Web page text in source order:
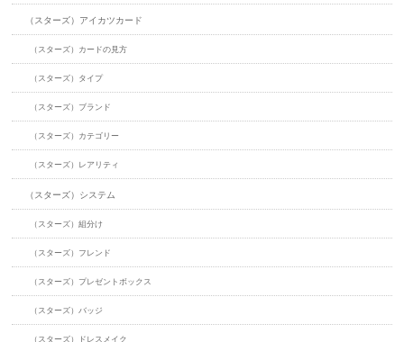
（スターズ）アイカツカード
（スターズ）カードの見方
（スターズ）タイプ
（スターズ）ブランド
（スターズ）カテゴリー
（スターズ）レアリティ
（スターズ）システム
（スターズ）組分け
（スターズ）フレンド
（スターズ）プレゼントボックス
（スターズ）バッジ
（スターズ）ドレスメイク